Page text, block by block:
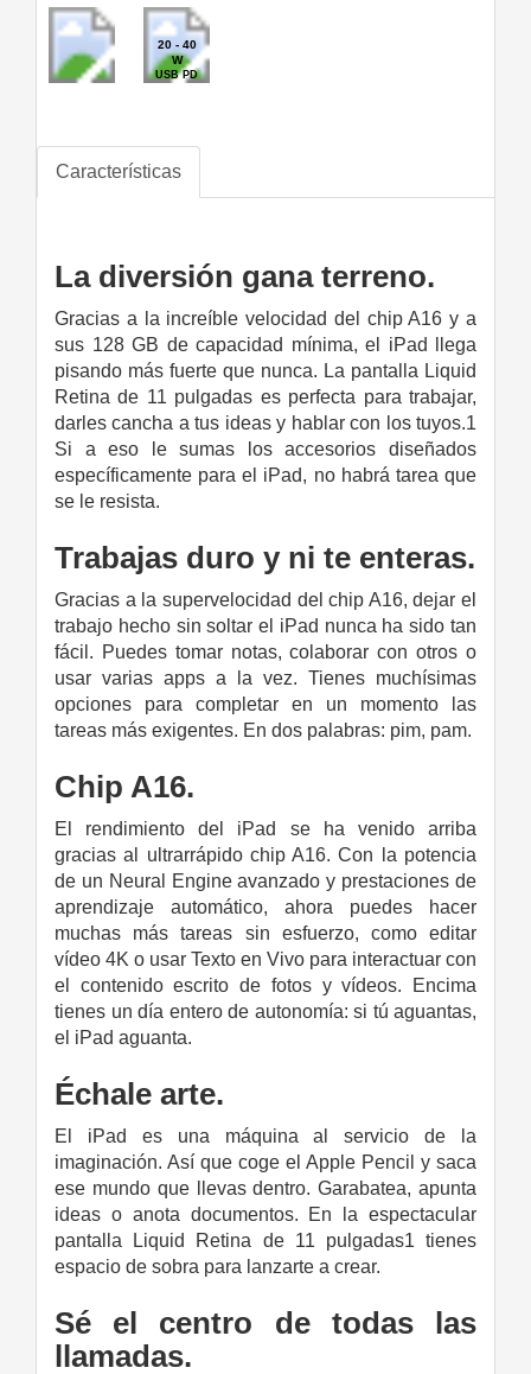
20 - 40
W
USB PD
Características
La diversión gana terreno.
Gracias a la increíble velocidad del chip A16 y a
sus 128 GB de capacidad mínima, el iPad llega
pisando más fuerte que nunca. La pantalla Liquid
Retina de 11 pulgadas es perfecta para trabajar,
darles cancha a tus ideas y hablar con los tuyos.1
Si a eso le sumas los accesorios diseñados
específicamente para el iPad, no habrá tarea que
se le resista.
Trabajas duro y ni te enteras.
Gracias a la supervelocidad del chip A16, dejar el
trabajo hecho sin soltar el iPad nunca ha sido tan
fácil. Puedes tomar notas, colaborar con otros o
usar varias apps a la vez. Tienes muchísimas
opciones para completar en un momento las
tareas más exigentes. En dos palabras: pim, pam.
Chip A16.
El rendi­miento del iPad se ha venido arriba
gracias al ultrarrápido chip A16. Con la potencia
de un Neural Engine avanzado y prestaciones de
aprendizaje automático, ahora puedes hacer
muchas más tareas sin esfuerzo, como editar
vídeo 4K o usar Texto en Vivo para interactuar con
el contenido escrito de fotos y vídeos. Encima
tienes un día entero de autonomía: si tú aguantas,
el iPad aguanta.
Échale arte.
El iPad es una máquina al servicio de la
imaginación. Así que coge el Apple Pencil y saca
ese mundo que llevas dentro. Garabatea, apunta
ideas o anota documentos. En la espectacular
pantalla Liquid Retina de 11 pulgadas1 tienes
espacio de sobra para lanzarte a crear.
Sé el centro de todas las
llamadas.